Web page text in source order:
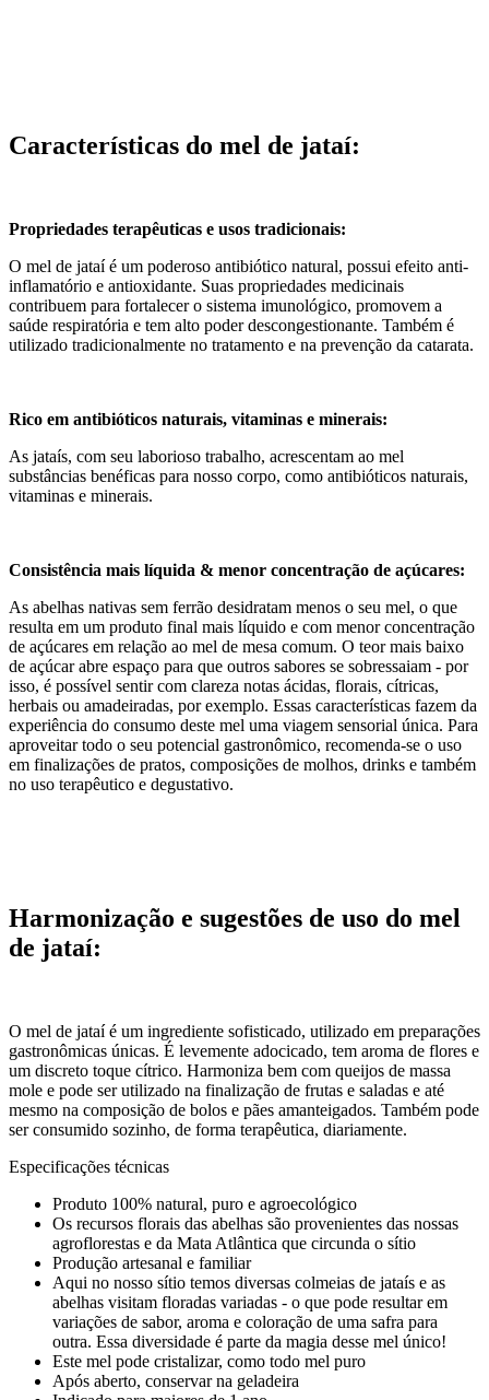
Características do mel de jataí:
Propriedades terapêuticas e usos tradicionais:
O mel de jataí é um poderoso antibiótico natural, possui efeito anti-
inflamatório e antioxidante. Suas propriedades medicinais
contribuem para fortalecer o sistema imunológico, promovem a
saúde respiratória e tem alto poder descongestionante. Também é
utilizado tradicionalmente no tratamento e na prevenção da catarata.
Rico em antibióticos naturais, vitaminas e minerais:
As jataís, com seu laborioso trabalho, acrescentam ao mel
substâncias benéficas para nosso corpo, como antibióticos naturais,
vitaminas e minerais.
Consistência mais líquida & menor concentração de açúcares:
As abelhas nativas sem ferrão desidratam menos o seu mel, o que
resulta em um produto final mais líquido e com menor concentração
de açúcares em relação ao mel de mesa comum. O teor mais baixo
de açúcar abre espaço para que outros sabores se sobressaiam - por
isso, é possível sentir com clareza notas ácidas, florais, cítricas,
herbais ou amadeiradas, por exemplo. Essas características fazem da
experiência do consumo deste mel uma viagem sensorial única. Para
aproveitar todo o seu potencial gastronômico, recomenda-se o uso
em finalizações de pratos, composições de molhos, drinks e também
no uso terapêutico e degustativo.
Harmonização e sugestões de uso do mel
de jataí:
O mel de jataí é um ingrediente sofisticado, utilizado em preparações
gastronômicas únicas. É levemente adocicado, tem aroma de flores e
um discreto toque cítrico. Harmoniza bem com queijos de massa
mole e pode ser utilizado na finalização de frutas e saladas e até
mesmo na composição de bolos e pães amanteigados. Também pode
ser consumido sozinho, de forma terapêutica, diariamente.
Especificações técnicas
Produto 100% natural, puro e agroecológico
Os recursos florais das abelhas são provenientes das nossas
agroflorestas e da Mata Atlântica que circunda o sítio
Produção artesanal e familiar
Aqui no nosso sítio temos diversas colmeias de jataís e as
abelhas visitam floradas variadas - o que pode resultar em
variações de sabor, aroma e coloração de uma safra para
outra. Essa diversidade é parte da magia desse mel único!
Este mel pode cristalizar, como todo mel puro
Após aberto, conservar na geladeira